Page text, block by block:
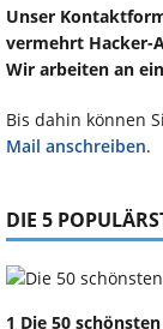
Unser
vermehrt
Wir arbeiten an
Bis dahin können
Mail anschreiben.
DIE 5
1 Die 50